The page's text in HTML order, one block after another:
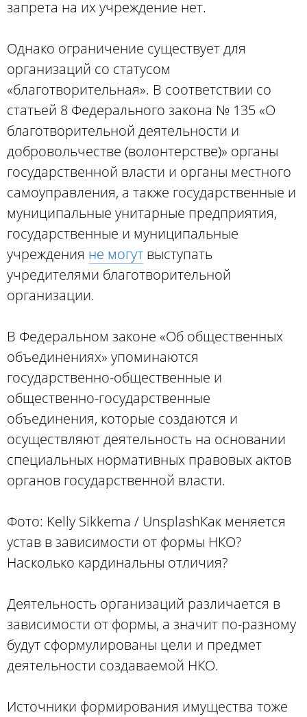
запрета на их учреждение нет.
Однако ограничение существует для
организаций со статусом
«благотворительная». В соответствии со
статьей 8 Федерального закона № 135 «О
благотворительной деятельности и
добровольчестве (волонтерстве)» органы
государственной власти и органы местного
самоуправления, а также государственные и
муниципальные унитарные предприятия,
государственные и муниципальные
учреждения не могут выступать
учредителями благотворительной
организации.
В Федеральном законе «Об общественных
объединениях» упоминаются
государственно-общественные и
общественно-государственные
объединения, которые создаются и
осуществляют деятельность на основании
специальных нормативных правовых актов
органов государственной власти.
Фото: Kelly Sikkema / UnsplashКак меняется
устав в зависимости от формы НКО?
Насколько кардинальны отличия?
Деятельность организаций различается в
зависимости от формы, а значит по-разному
будут сформулированы цели и предмет
деятельности создаваемой НКО.
Источники формирования имущества тоже